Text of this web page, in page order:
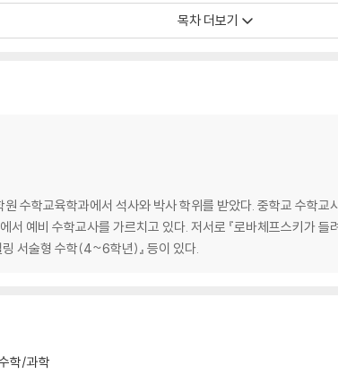
?
과 어떻게 달라요
목차 더보기
수학교육학과에서 석사와 박사 학위를 받았다. 중학교 수학
예비 수학교사를 가르치고 있다. 저서로 『로바체프스키가 들
링 서술형 수학(4~6학년)』 등이 있다.
학/과학